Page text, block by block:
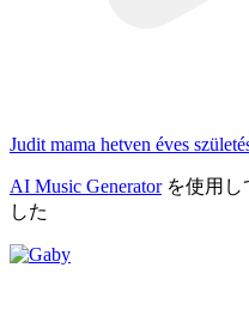
Judit mama hetven éves
AI Music Generatorを使用し
した